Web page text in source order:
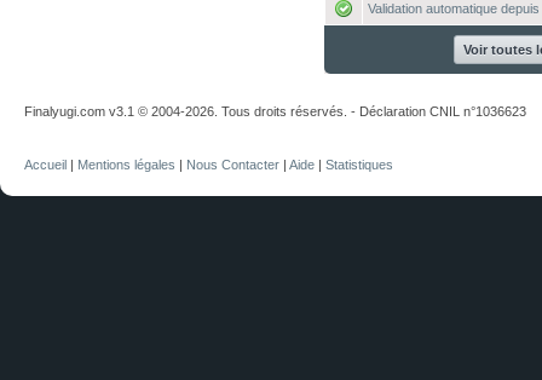
Validation automatique
Voir toutes
Finalyugi.com v3.1 © 2004-2026. Tous droits réservés. - Déclaration CNIL n°1036623
Accueil | Mentions légales | Nous Contacter | Aide | Statistiques